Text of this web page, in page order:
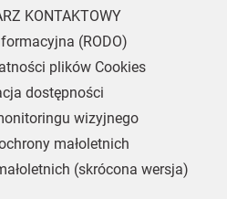
KONTAKTOWY
(RODO)
plików Cookies
dostępności
wizyjnego
małoletnich
(skrócona wersja)